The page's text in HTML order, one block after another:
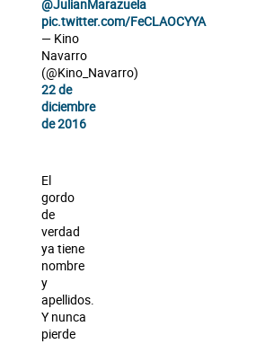
@JulianMarazuela
pic.twitter.com/FeCLAOCYYA
— Kino
Navarro
(@Kino_Navarro)
22 de
diciembre
de 2016
El
gordo
de
verdad
ya tiene
nombre
y
apellidos.
Y nunca
pierde